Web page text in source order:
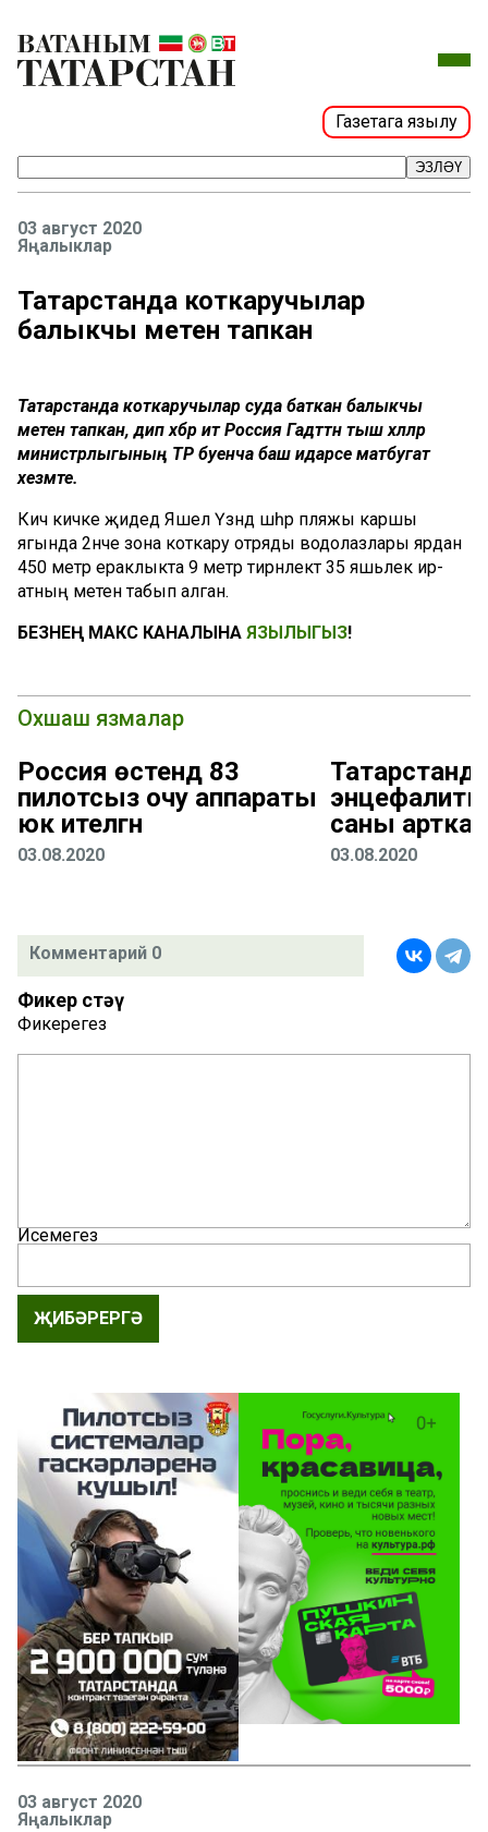
Газетага язылу
ЭЗЛӘҮ
03 август 2020
Яңалыклар
Татарстанда коткаручылар
балыкчы мәетен тапкан
Татарстанда коткаручылар суда баткан балыкчы
мәетен тапкан, дип хәбәр итә Россия Гадәттән тыш хәлләр
министрлыгының ТР буенча баш идарәсе матбугат
хезмәте.
Кичә кичке җидедә Яшел Үзәндә шәһәр пляжы каршы
ягында 2нче зона коткару отряды водолазлары ярдан
450 метр ераклыкта 9 метр тирәнлектә 35 яшьлек ир-
атның мәетен табып алган.
БЕЗНЕҢ МАКС КАНАЛЫНА ЯЗЫЛЫГЫЗ!
Охшаш язмалар
Россия өстендә 83
пилотсыз очу аппараты
юк ителгән
03.08.2020
саны арткан
03.08.2020
Комментарий 0
Фикер өстәү
Фикерегез
Исемегез
ҖИБӘРЕРГӘ
03 август 2020
Яңалыклар